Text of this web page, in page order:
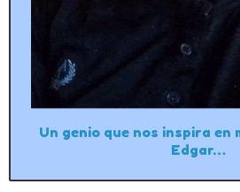
Un genio que nos inspira en
Edgar…